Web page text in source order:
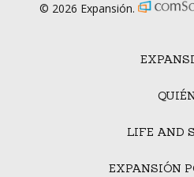
LIFE AND
EXPANSIÓN
© 2026 Expansión.